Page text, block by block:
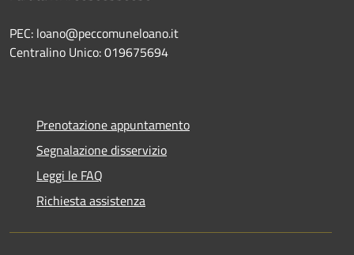
PEC: loano@peccomuneloano.it
Centralino Unico: 019675694
Prenotazione appuntamento
Segnalazione disservizio
Leggi le FAQ
Richiesta assistenza